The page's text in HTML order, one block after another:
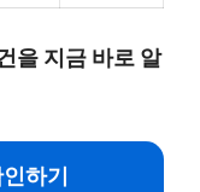
을 지금 바로 알
하기